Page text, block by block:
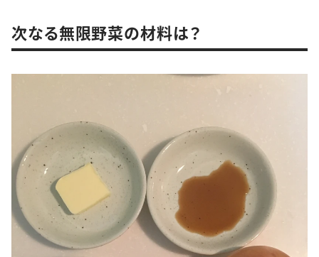
次なる無限野菜の材料は？